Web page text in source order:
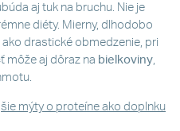
aj tuk na bruchu. Nie je
diéty. Mierny, dlhodobo
drastické obmedzenie, pri
môže aj dôraz na bielkoviny
mýty o proteíne ako doplnku